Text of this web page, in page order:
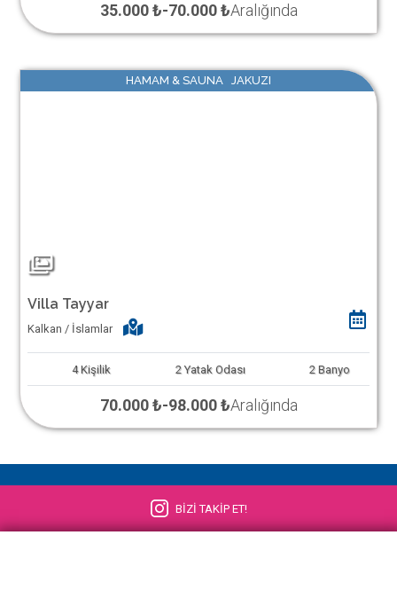
35.000 ₺-70.000 ₺Aralığında
HAMAM & SAUNA JAKUZI
Villa Tayyar
Kalkan / İslamlar
4 Kişilik 2 Yatak Odası 2 Banyo
70.000 ₺-98.000 ₺Aralığında
BİZİ TAKİP ET!